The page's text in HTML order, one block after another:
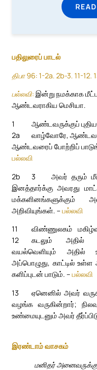
பதிலுரைப் பாடல்
திபா 96: 1-2a. 2b-3. 11-12.
பல்லவி: இன்று நமக்காக
ஆண்டவராகிய மெசியா.
1
ஆண்டவருக்குப்
வாழ்வோரே,
2a
ஆண்டவரைப் போற்றிப்
பல்லவி
2b
அவர் தரும்
3
இனத்தார்க்கு அவரது
மக்களினங்களுக்கும்
அறிவியுங்கள். – பல்லவி
11
விண்ணுலகம்
கடலும் அதில்
12
வயல்வெளியும் அதில்
அப்பொழுது, காட்டில்
களிப்புடன் பாடும். – பல்லவி
13
ஏனெனில் அவர்
வழங்க வருகின்றார்;
உண்மையுடனும் அவர்
இரண்டாம் வாசகம்
மனிதர்